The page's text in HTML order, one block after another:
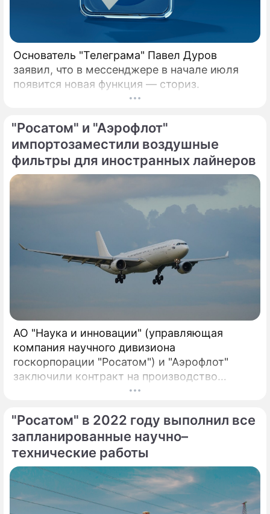
Основатель "Телеграма" Павел Дуров
заявил, что в мессенджере в начале июля
появится новая функция — сториз.
"Росатом" и "Аэрофлот"
импортозаместили воздушные
фильтры для иностранных лайнеров
АО "Наука и инновации" (управляющая
компания научного дивизиона
госкорпорации "Росатом") и "Аэрофлот"
заключили контракт на производство
воздушных фильтров для систем
производства. Компании первыми в России
реализовали совместный проект по
созданию отечественных воздушных
фильтров для систем вентиляции в салонах
самолетов иностранного производства.
"Росатом" в 2022 году выполнил все
запланированные научно–
технические работы